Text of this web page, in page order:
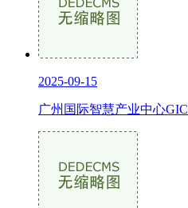
2025-09-15
广州国际智慧产业中心GIC